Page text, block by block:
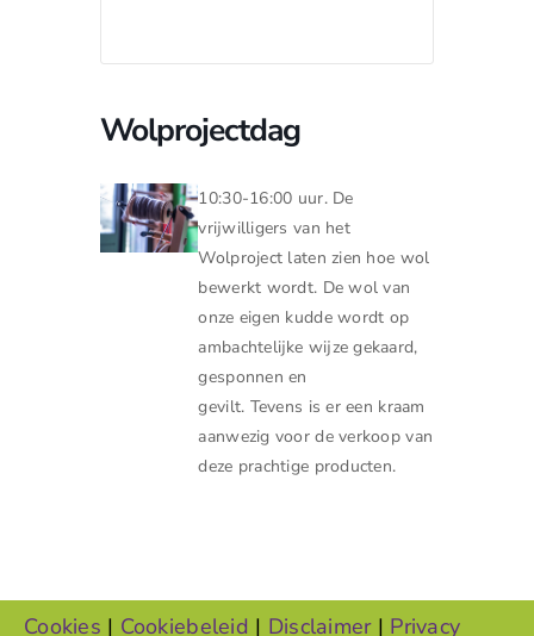
Wolprojectdag
10:30-16:00 uur. De
vrijwilligers van het
Wolproject laten zien hoe wol
bewerkt wordt. De wol van
onze eigen kudde wordt op
ambachtelijke wijze gekaard,
gesponnen en
gevilt. Tevens is er een kraam
aanwezig voor de verkoop van
deze prachtige producten.
Cookies | Cookiebeleid | Disclaimer| Privacy